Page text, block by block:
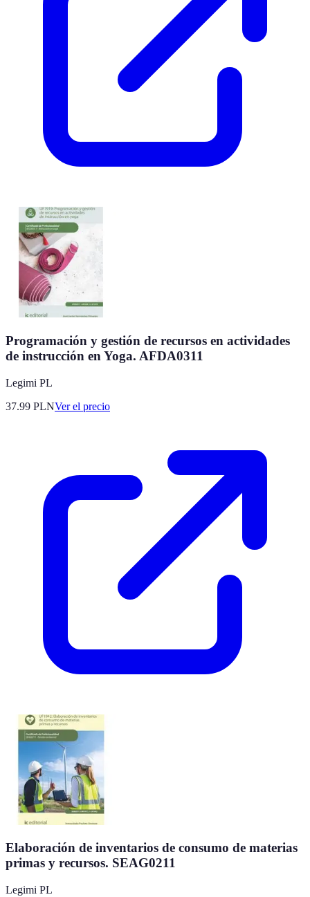
Programación y gestión de recursos en actividades
de instrucción en Yoga. AFDA0311
Legimi PL
37.99 PLNVer el precio
Elaboración de inventarios de consumo de materias
primas y recursos. SEAG0211
Legimi PL